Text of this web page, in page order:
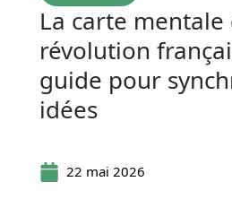
La carte mentale
révolution
guide pour
idées
22 mai 2026